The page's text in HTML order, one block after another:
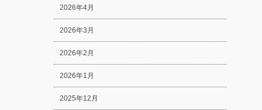
2026年4月
2026年3月
2026年2月
2026年1月
2025年12月